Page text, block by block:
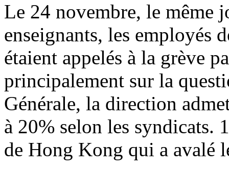
Le 24 novembre, le même
enseignants, les employés
étaient appelés à la grève
principalement sur la
Générale, la direction
à 20% selon les syndicats.
de Hong Kong qui a avalé